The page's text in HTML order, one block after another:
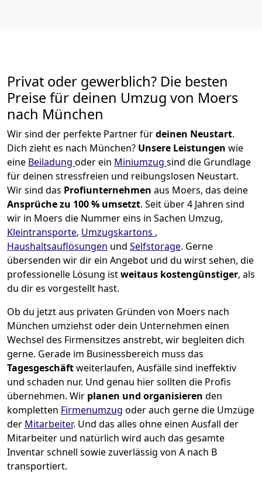
Privat oder gewerblich? Die besten
Preise für deinen Umzug von Moers
nach München
Wir sind der perfekte Partner fürdeinen Neustart.
Dich zieht es nach München? Unsere Leistungen wie
eine Beiladung oder ein Miniumzug sind die Grundlage
für deinen stressfreien und reibungslosen Neustart.
Wir sind das Profiunternehmen aus Moers, das deine
Ansprüche zu 100 % umsetzt. Seit über 4 Jahren sind
wir in Moers die Nummer eins in Sachen Umzug,
Kleintransporte, Umzugskartons ,
Haushaltsauflösungen und Selfstorage. Gerne
übersenden wir dir ein Angebot und du wirst sehen, die
professionelle Lösung istweitaus kostengünstiger, als
du dir es vorgestellt hast.
Ob du jetzt aus privaten Gründen von Moers nach
München umziehst oder dein Unternehmen einen
Wechsel des Firmensitzes anstrebt, wir begleiten dich
gerne. Gerade im Businessbereich muss das
Tagesgeschäftweiterlaufen, Ausfälle sind ineffektiv
und schaden nur. Und genau hier sollten die Profis
übernehmen. Wir planen und organisieren den
kompletten Firmenumzug oder auch gerne die Umzüge
der Mitarbeiter. Und das alles ohne einen Ausfall der
Mitarbeiter und natürlich wird auch das gesamte
Inventar schnell sowie zuverlässig von A nach B
transportiert.